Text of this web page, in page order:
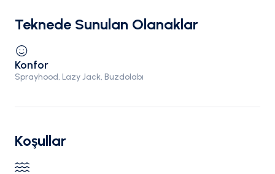
Teknede Sunulan Olanaklar
Konfor
Sprayhood, Lazy Jack, Buzdolabı
Koşullar